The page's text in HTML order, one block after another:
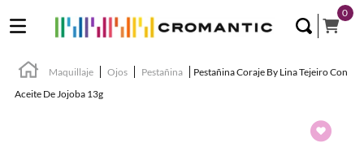
0
Maquillaje Ojos Pestañina
Pestañina Coraje By Lina Tejeiro Con
Aceite De Jojoba 13g